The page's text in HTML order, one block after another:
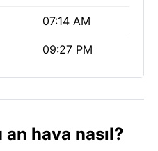
07:14 AM
09:27 PM
hava nasıl?